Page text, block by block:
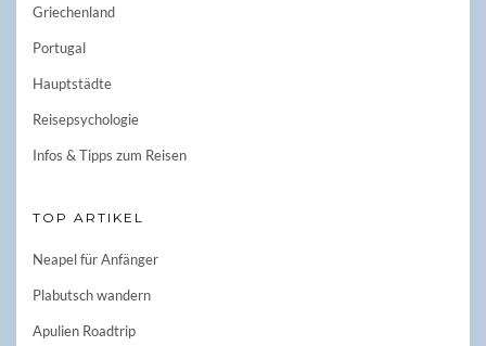
Griechenland
Portugal
Hauptstädte
Reisepsychologie
Infos & Tipps zum Reisen
TOP ARTIKEL
Neapel für Anfänger
Plabutsch wandern
Apulien Roadtrip